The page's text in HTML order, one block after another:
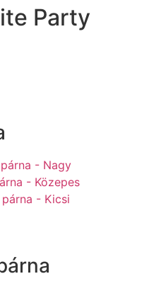
Party
- Nagy
- Közepes
- Kicsi